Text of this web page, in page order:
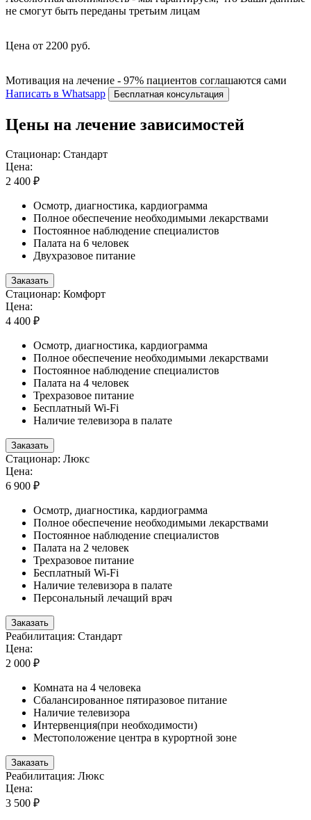
не смогут быть переданы третьим лицам
Цена от 2200 руб.
Мотивация на лечение - 97% пациентов соглашаются сами
Написать в Whatsapp
Бесплатная консультация
Цены на лечение зависимостей
Стационар: Стандарт
Цена:
2 400 ₽
Осмотр, диагностика, кардиограмма
Полное обеспечение необходимыми лекарствами
Постоянное наблюдение специалистов
Палата на 6 человек
Двухразовое питание
Заказать
Стационар: Комфорт
Цена:
4 400 ₽
Осмотр, диагностика, кардиограмма
Полное обеспечение необходимыми лекарствами
Постоянное наблюдение специалистов
Палата на 4 человек
Трехразовое питание
Бесплатный Wi-Fi
Наличие телевизора в палате
Заказать
Стационар: Люкс
Цена:
6 900 ₽
Осмотр, диагностика, кардиограмма
Полное обеспечение необходимыми лекарствами
Постоянное наблюдение специалистов
Палата на 2 человек
Трехразовое питание
Бесплатный Wi-Fi
Наличие телевизора в палате
Персональный лечащий врач
Заказать
Реабилитация: Стандарт
Цена:
2 000 ₽
Комната на 4 человека
Сбалансированное пятиразовое питание
Наличие телевизора
Интервенция(при необходимости)
Местоположение центра в курортной зоне
Заказать
Реабилитация: Люкс
Цена:
3 500 ₽